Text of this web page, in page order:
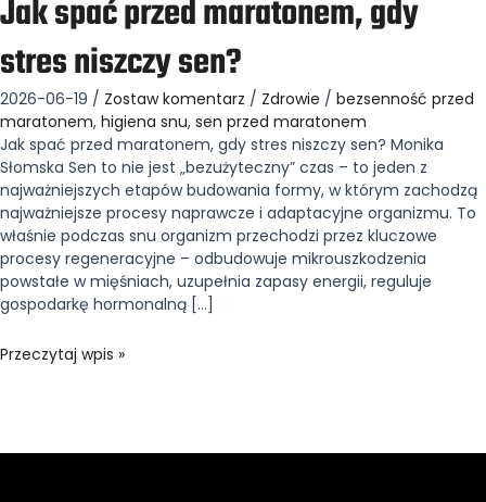
Jak spać przed maratonem, gdy
stres niszczy sen?
2026-06-19 / Zostaw komentarz / Zdrowie / bezsenność przed
maratonem, higiena snu, sen przed maratonem
Jak spać przed maratonem, gdy stres niszczy sen? Monika
Słomska Sen to nie jest „bezużyteczny” czas – to jeden z
najważniejszych etapów budowania formy, w którym zachodzą
najważniejsze procesy naprawcze i adaptacyjne organizmu. To
właśnie podczas snu organizm przechodzi przez kluczowe
procesy regeneracyjne – odbudowuje mikrouszkodzenia
powstałe w mięśniach, uzupełnia zapasy energii, reguluje
gospodarkę hormonalną […]
Przeczytaj wpis »